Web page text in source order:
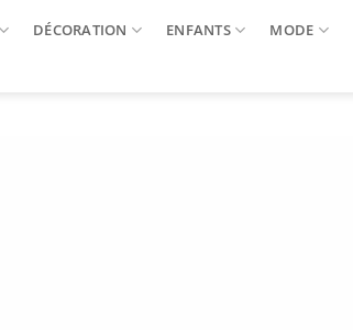
DÉCORATION ENFANTS MODE